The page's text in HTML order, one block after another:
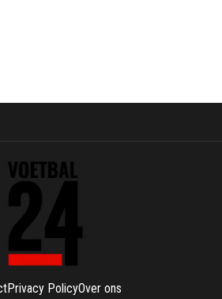
Privacy PolicyOver ons